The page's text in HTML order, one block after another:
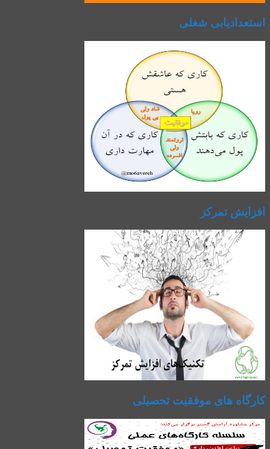
استعدادیابی شغلی
افزایش تمرکز
کارگاه های موفقیت تحصیلی